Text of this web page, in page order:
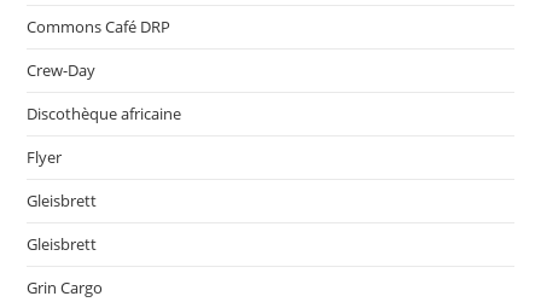
Commons Café DRP
Crew-Day
Discothèque africaine
Flyer
Gleisbrett
Gleisbrett
Grin Cargo